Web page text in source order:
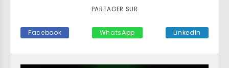
PARTAGER SUR
Facebook WhatsApp LinkedIn